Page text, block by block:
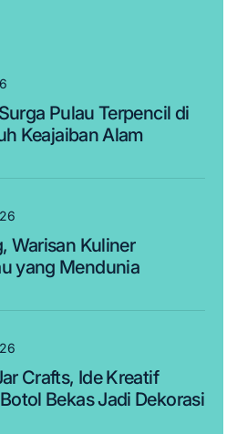
Pulau Terpencil di
Keajaiban Alam
Warisan Kuliner
yang Mendunia
Crafts, Ide Kreatif
Bekas Jadi Dekorasi